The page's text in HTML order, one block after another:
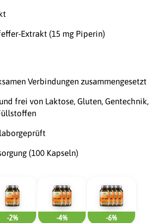
Extrakt (15 mg Piperin)
Verbindungen zusammengesetzt
frei von Laktose, Gluten, Gentechnik,
(100 Kapseln)
-2% -4% -6%